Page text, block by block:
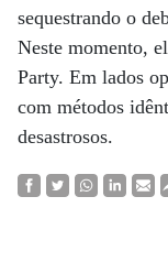
sequestrando o
Neste momento,
Party. Em lados
com métodos
desastrosos.